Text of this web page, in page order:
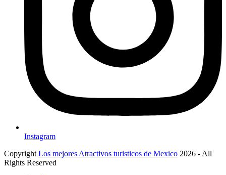
Instagram
Copyright Los mejores Atractivos turisticos de Mexico 2026 - All
Rights Reserved